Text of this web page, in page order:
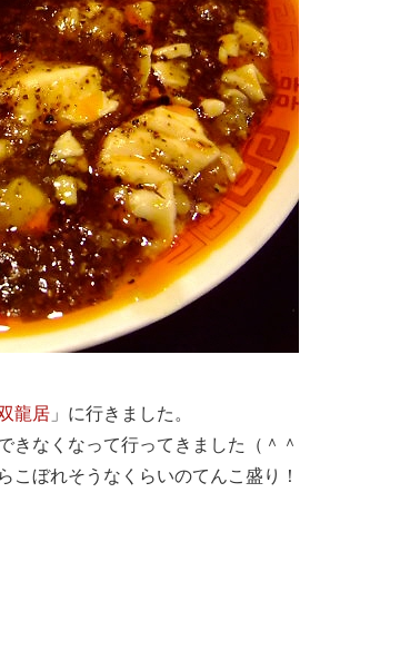
龍居 」に行きました。
きなくなって行ってきました（＾＾
こぼれそうなくらいのてんこ盛り！